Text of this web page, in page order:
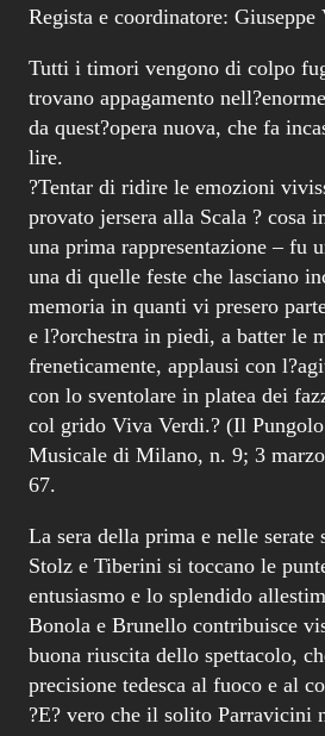
Regista e coordinatore:
Tutti i timori vengono di colpo
trovano appagamento
da quest?opera nuova, che fa
lire.
?Tentar di ridire le emozioni
provato jersera alla Scala ? cosa
una prima rappresentazione – fu
una di quelle feste che lasciano
memoria in quanti vi presero
e l?orchestra in piedi, a batter le
freneticamente, applausi con
con lo sventolare in platea dei
col grido Viva Verdi.? (Il Pungolo
Musicale di Milano, n. 9; 3
67.
La sera della prima e nelle serate
Stolz e Tiberini si toccano le
entusiasmo e lo splendido
Bonola e Brunello contribuisce
buona riuscita dello spettacolo,
precisione tedesca al fuoco e al
?E? vero che il solito Parravicini